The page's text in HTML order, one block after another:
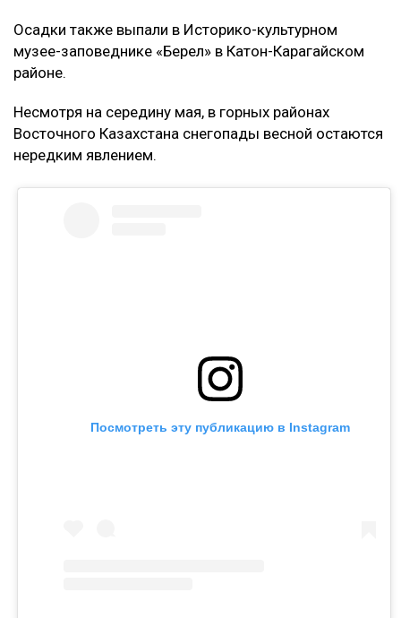
Осадки также выпали в Историко-культурном
музее-заповеднике «Берел» в Катон-Карагайском
районе.
Несмотря на середину мая, в горных районах
Восточного Казахстана снегопады весной остаются
нередким явлением.
Посмотреть эту публикацию в Instagram